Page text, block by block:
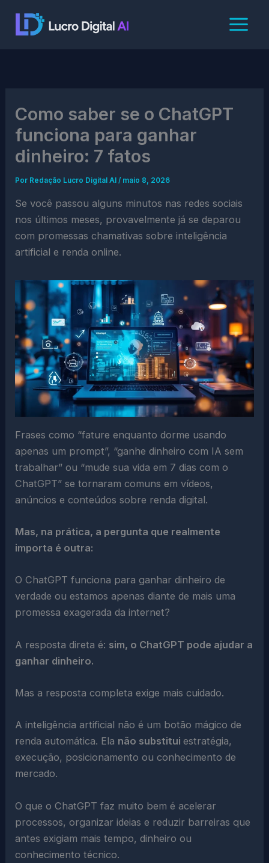
Como saber se o ChatGPT
funciona para ganhar
dinheiro: 7 fatos
Por Redação Lucro Digital AI/ maio 8, 2026
Se você passou alguns minutos nas redes sociais
nos últimos meses, provavelmente já se deparou
com promessas chamativas sobre inteligência
artificial e renda online.
Frases como “fature enquanto dorme usando
apenas um prompt”, “ganhe dinheiro com IA sem
trabalhar” ou “mude sua vida em 7 dias com o
ChatGPT” se tornaram comuns em vídeos,
anúncios e conteúdos sobre renda digital.
Mas, na prática, a pergunta que realmente
importa é outra:
O ChatGPT funciona para ganhar dinheiro de
verdade ou estamos apenas diante de mais uma
promessa exagerada da internet?
A resposta direta é: sim, o ChatGPT pode ajudar a
ganhar dinheiro.
Mas a resposta completa exige mais cuidado.
A inteligência artificial não é um botão mágico de
renda automática. Ela não substituiestratégia,
execução, posicionamento ou conhecimento de
mercado.
O que o ChatGPT faz muito bem é acelerar
processos, organizar ideias e reduzir barreiras que
antes exigiam mais tempo, dinheiro ou
conhecimento técnico.